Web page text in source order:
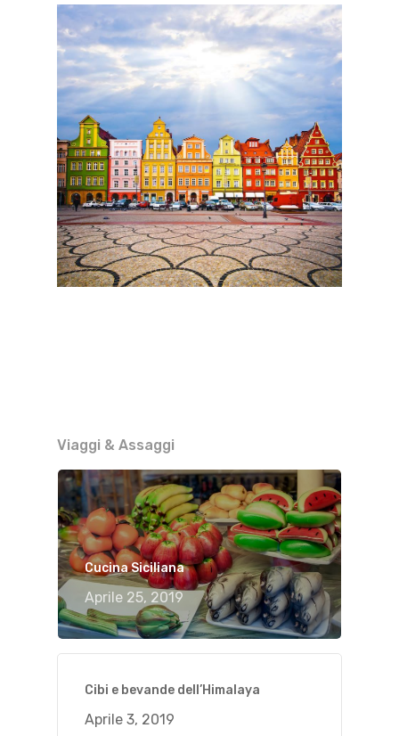
Viaggi & Assaggi
Cucina Siciliana
Aprile 25, 2019
Cibi e bevande dell’Himalaya
Aprile 3, 2019